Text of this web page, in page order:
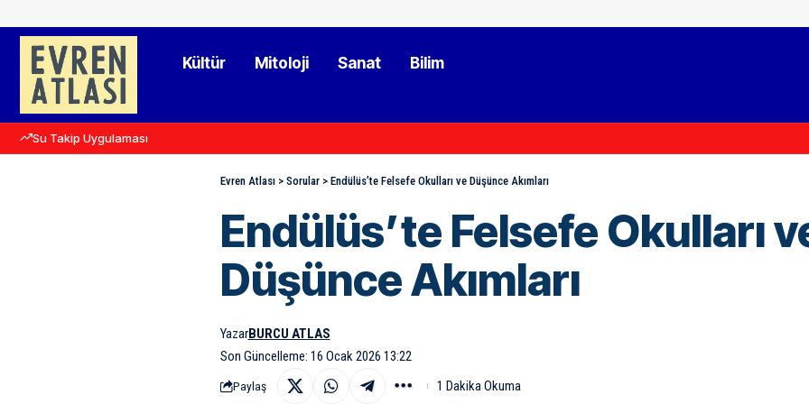
Kültür Mitoloji Sanat Bilim
Su Takip Uygulaması
Evren Atlası> Sorular> Endülüs’te Felsefe Okulları ve Düşünce Akımları
Endülüs’te Felsefe Okulları
Düşünce Akımları
Son Güncelleme: 16 Ocak 2026 13:22
YazarBURCU ATLAS
Paylaş 1 Dakika Okuma